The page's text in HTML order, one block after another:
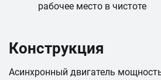
рабочее место в чистоте
Конструкция
Асинхронный двигатель